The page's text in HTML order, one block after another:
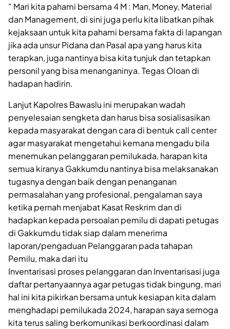
” Mari kita pahami bersama 4 M : Man, Money, Material
dan Management, di sini juga perlu kita libatkan pihak
kejaksaan untuk kita pahami bersama fakta di lapangan
jika ada unsur Pidana dan Pasal apa yang harus kita
terapkan, juga nantinya bisa kita tunjuk dan tetapkan
personil yang bisa menanganinya. Tegas Oloan di
hadapan hadirin.
Lanjut Kapolres Bawaslu ini merupakan wadah
penyelesaian sengketa dan harus bisa sosialisasikan
kepada masyarakat dengan cara di bentuk call center
agar masyarakat mengetahui kemana mengadu bila
menemukan pelanggaran pemilukada, harapan kita
semua kiranya Gakkumdu nantinya bisa melaksanakan
tugasnya dengan baik dengan penanganan
permasalahan yang profesional, pengalaman saya
ketika pernah menjabat Kasat Reskrim dan di
hadapkan kepada persoalan pemilu di dapati petugas
di Gakkumdu tidak siap dalam menerima
laporan/pengaduan Pelanggaran pada tahapan
Pemilu, maka dari itu
Inventarisasi proses pelanggaran dan Inventarisasi juga
daftar pertanyaannya agar petugas tidak bingung, mari
hal ini kita pikirkan bersama untuk kesiapan kita dalam
menghadapi pemilukada 2024, harapan saya semoga
kita terus saling berkomunikasi berkoordinasi dalam